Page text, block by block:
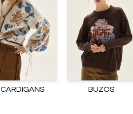
CARDIGANS BUZOS